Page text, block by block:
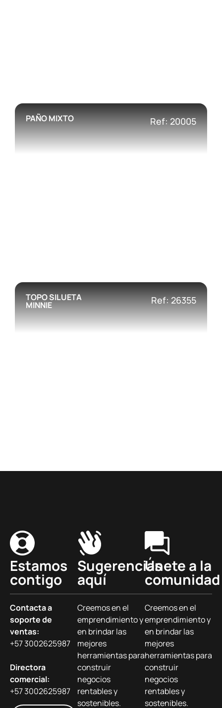
PAÑO MIXTO Ref: 20005
TOPO SILUETA
MINNIE Ref: 26355
Estamos
contigo
Contacta a
soporte de
ventas:
+57 3002625987
Directora
comercial:
+57 3002625987
Sugerencias
aquí
Creemos en el
emprendimiento y
en brindar las
mejores
herramientas para
construir
negocios
rentables y
sostenibles.
Únete a la
comunidad
Creemos en el
emprendimiento y
en brindar las
mejores
herramientas para
construir
negocios
rentables y
sostenibles.